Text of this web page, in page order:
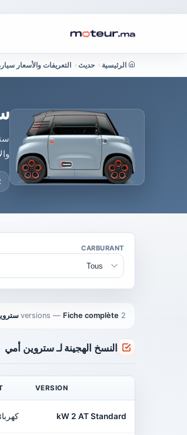
الرئيسية › حديث › التعريفات والأسعار
CARBURANT
2 versions
— Fiche complète ستروين أمي
النسخ الهجينة لـ ستروين أمي
VERSION
kW 2 AT Standard